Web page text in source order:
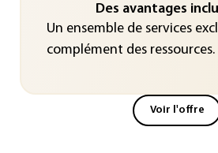
Des avantages
Un ensemble de services
complément des ressources.
Voir l'offre